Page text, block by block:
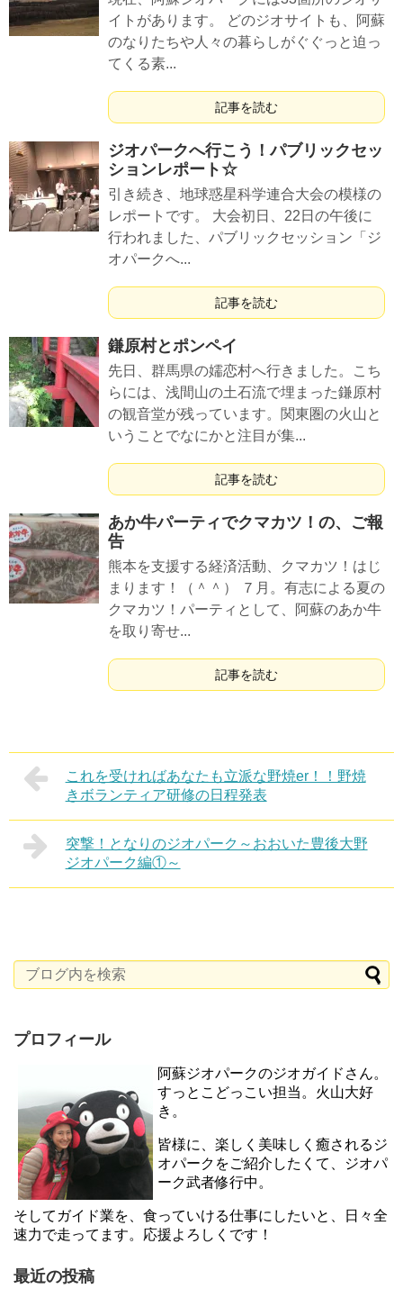
イトがあります。 どのジオサイトも、阿蘇
のなりたちや人々の暮らしがぐぐっと迫っ
てくる素...
記事を読む
ジオパークへ行こう！パブリックセッ
ションレポート☆
引き続き、地球惑星科学連合大会の模様の
レポートです。 大会初日、22日の午後に
行われました、パブリックセッション「ジ
オパークへ...
記事を読む
鎌原村とポンペイ
先日、群馬県の嬬恋村へ行きました。こち
らには、浅間山の土石流で埋まった鎌原村
の観音堂が残っています。関東圏の火山と
いうことでなにかと注目が集...
記事を読む
あか牛パーティでクマカツ！の、ご報
告
熊本を支援する経済活動、クマカツ！はじ
まります！（＾＾） ７月。有志による夏の
クマカツ！パーティとして、阿蘇のあか牛
を取り寄せ...
記事を読む
これを受ければあなたも立派な野焼er！！野焼
きボランティア研修の日程発表
突撃！となりのジオパーク～おおいた豊後大野
ジオパーク編①～
プロフィール
阿蘇ジオパークのジオガイドさん。
すっとこどっこい担当。火山大好
き。
皆様に、楽しく美味しく癒されるジ
オパークをご紹介したくて、ジオパ
ーク武者修行中。
そしてガイド業を、食っていける仕事にしたいと、日々全
速力で走ってます。応援よろしくです！
最近の投稿